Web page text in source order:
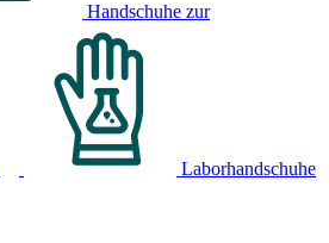
Handschuhe zur
Laborhandschuhe